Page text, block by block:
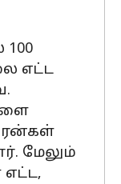
எட்ட
ரன்கள்
மேலும்
எட்ட,